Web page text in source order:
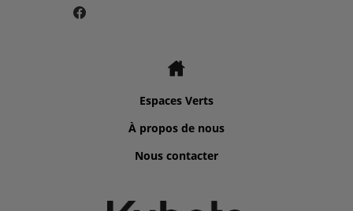
Espaces Verts
À propos de nous
Nous contacter